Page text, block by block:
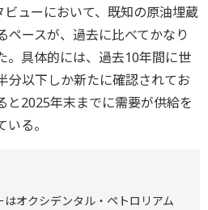
ビューにおいて、既知の原油埋蔵
ペースが、過去に比べてかなり
。具体的には、過去10年間に世
分以下しか新たに確認されてお
と2025年末までに需要が供給を
る。
オクシデンタル・ペトロリアム